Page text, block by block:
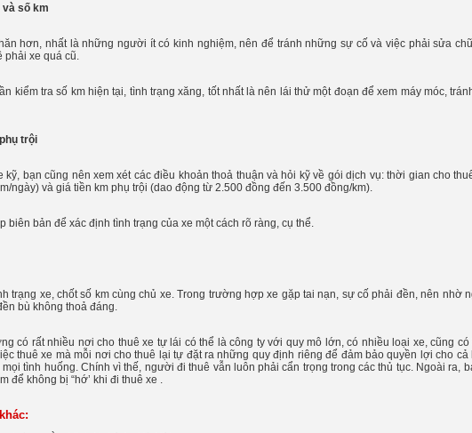
số km
hơn, nhất là những người ít có kinh nghiệm, nên để tránh những sự cố và việc phải sửa
phải xe quá cũ.
kiểm tra số km hiện tại, tình trạng xăng, tốt nhất là nên lái thử một đoạn để xem máy móc,
trội
kỹ, bạn cũng nên xem xét các điều khoản thoả thuận và hỏi kỹ về gói dịch vụ: thời gian cho
ngày) và giá tiền km phụ trội (dao động từ 2.500 đồng đến 3.500 đồng/km).
biên bản để xác định tình trạng của xe một cách rõ ràng, cụ thể.
trạng xe, chốt số km cùng chủ xe. Trong trường hợp xe gặp tai nạn, sự cố phải đền, nên nhờ
bù không thoả đáng.
có rất nhiều nơi cho thuê xe tự lái có thể là công ty với quy mô lớn, có nhiều loại xe, cũng
thuê xe mà mỗi nơi cho thuê lại tự đặt ra những quy định riêng để đảm bảo quyền lợi cho
tình huống. Chính vì thế, người đi thuê vẫn luôn phải cẩn trọng trong các thủ tục. Ngoài ra,
để không bị “hớ’ khi đi thuê xe .